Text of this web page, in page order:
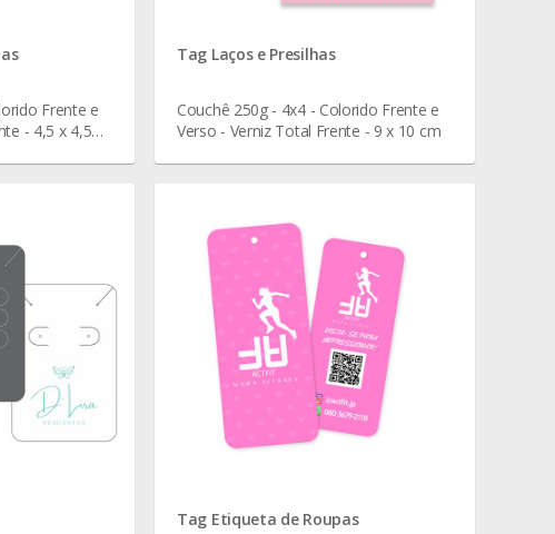
Frente e
- 4,5 x 4,5
Tag Laços e Presilhas
Couchê 250g - 4x4 - Colorido Frente e
Verso - Verniz Total Frente - 9 x 10 cm
Tag Etiqueta de Roupas